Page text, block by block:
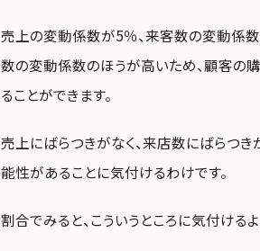
売上の変動係数が5％、来客数の変動係数
数の変動係数のほうが高いため、顧客の
ることができます。
売上にばらつきがなく、来店数にばらつ
能性があることに気付けるわけです。
割合でみると、こういうところに気付けるよ